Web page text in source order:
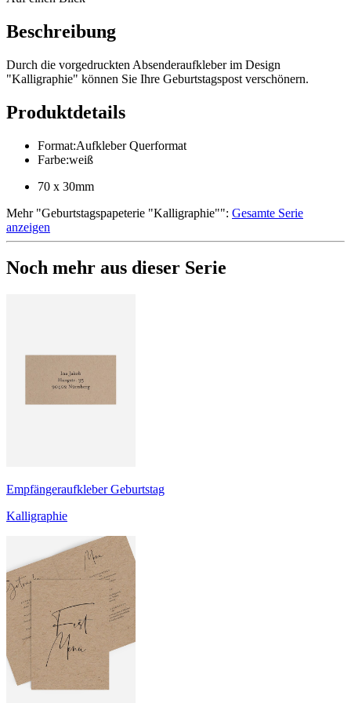
Beschreibung
Durch die vorgedruckten Absenderaufkleber im Design
"Kalligraphie" können Sie Ihre Geburtstagspost verschönern.
Produktdetails
Format:Aufkleber Querformat
Farbe:weiß
70 x 30mm
Mehr"Geburtstagspapeterie "Kalligraphie"": Gesamte Serie
anzeigen
Noch mehr aus dieser Serie
Empfängeraufkleber Geburtstag
Kalligraphie